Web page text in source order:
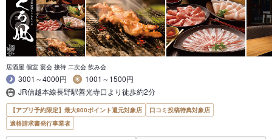
居酒屋 個室 宴会 接待 二次会 飲み会
3001～4000円
1001～1500円
JR信越本線長野駅善光寺口より徒歩約2分
【アプリ予約限定】最大800ポイント還元対象店
口コミ投稿特典対象店
適格請求書発行事業者